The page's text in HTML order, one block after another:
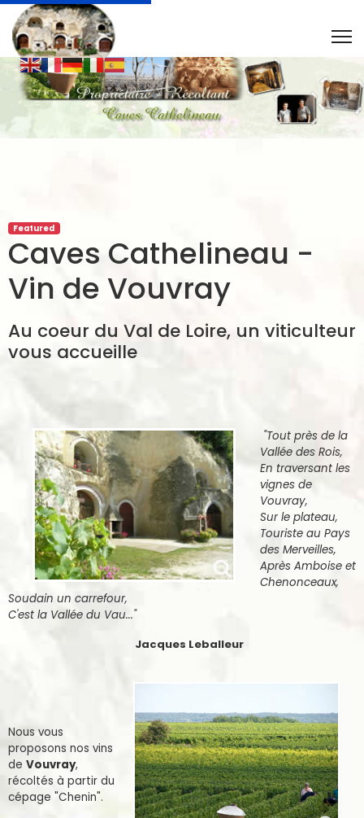
Featured
Caves Cathelineau -
Vin de Vouvray
Au coeur du Val de Loire, un viticulteur
vous accueille
"Tout près de la
Vallée des Rois,
En traversant les
vignes de
Vouvray,
Sur le plateau,
Touriste au Pays
des Merveilles,
Après Amboise et
Chenonceaux,
Soudain un carrefour,
C'est la Vallée du Vau..."
Jacques Leballeur
Nous vous
proposons nos vins
de Vouvray,
récoltés à partir du
cépage "Chenin".